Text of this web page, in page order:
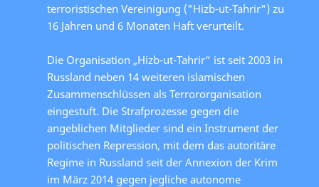
terroristischen Vereinigung ("Hizb-ut-Tahrir") zu
16 Jahren und 6 Monaten Haft verurteilt.
Die Organisation „Hizb-ut-Tahrir“ ist seit 2003 in
Russland neben 14 weiteren islamischen
Zusammenschlüssen als Terrororganisation
eingestuft. Die Strafprozesse gegen die
angeblichen Mitglieder sind ein Instrument der
politischen Repression, mit dem das autoritäre
Regime in Russland seit der Annexion der Krim
im März 2014 gegen jegliche autonome